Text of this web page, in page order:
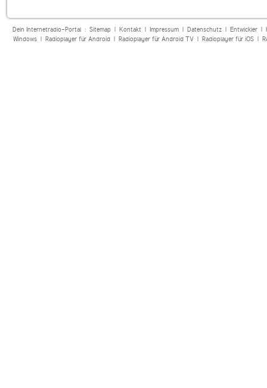
Dein Internetradio-Portal : Sitemap| Kontakt| Impressum| Datenschutz| Entwickler|
Windows| Radioplayer für Android| Radioplayer für Android TV| Radioplayer für iOS|